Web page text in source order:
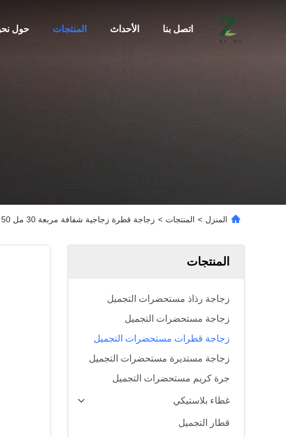
حول المنتجات الأحداث اتصل بنا
المنزل > المنتجات > زجاجة قطرة زجاجية شفافة مربعة 30 مل 50 مل 100 مل زجاجة زيت أساسي صديقة للبيئة
المنتجات
زجاجة رذاذ مستحضرات التجميل
زجاجة مستحضرات التجميل
زجاجة قطرات مستحضرات التجميل
زجاجة مستديرة مستحضرات التجميل
جرة كريم مستحضرات التجميل
غطاء بلاستيكي
قطار التجميل